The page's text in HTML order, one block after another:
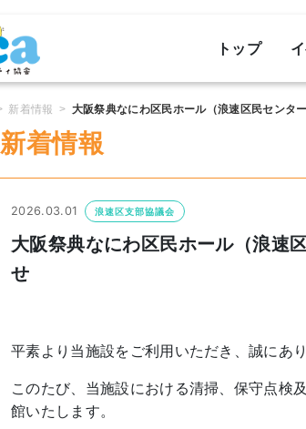
トップ
新着情報 大阪祭典なにわ区民ホール（浪速区民セン
新着情報
2026.03.01 浪速区支部協議会
大阪祭典なにわ区民ホール（浪速
せ
平素より当施設をご利用いただき、誠にあ
このたび、当施設における清掃、保守点検
館いたします。